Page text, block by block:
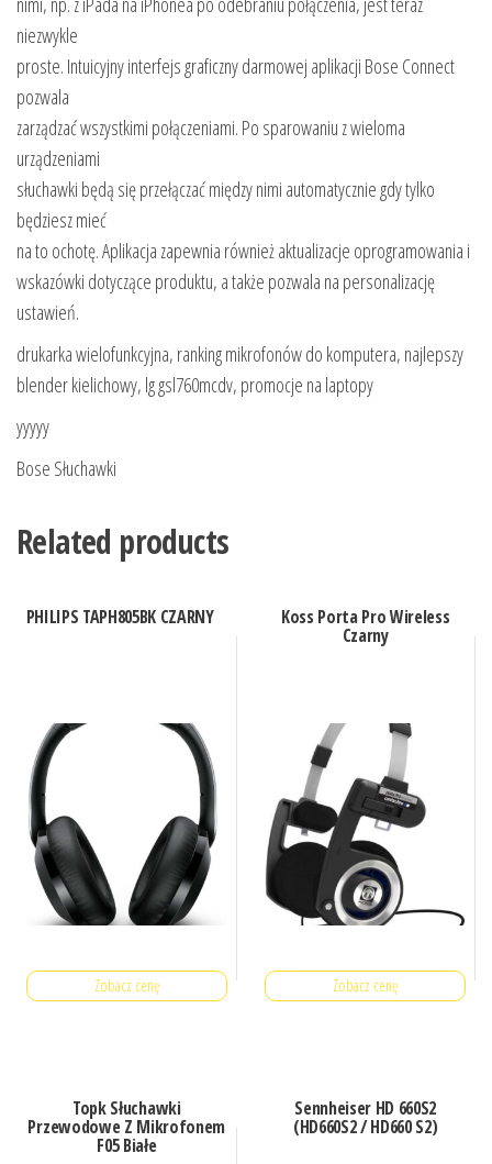
niezwykle
proste. Intuicyjny interfejs graficzny darmowej aplikacji Bose Connect
pozwala
zarządzać wszystkimi połączeniami. Po sparowaniu z wieloma
urządzeniami
słuchawki będą się przełączać między nimi automatycznie gdy tylko
będziesz mieć
na to ochotę. Aplikacja zapewnia również aktualizacje oprogramowania i
wskazówki dotyczące produktu, a także pozwala na personalizację
ustawień.
drukarka wielofunkcyjna, ranking mikrofonów do komputera, najlepszy
blender kielichowy, lg gsl760mcdv, promocje na laptopy
yyyyy
Bose Słuchawki
Related products
PHILIPS TAPH805BK CZARNY
Zobacz cenę
Koss Porta Pro Wireless
Czarny
Zobacz cenę
Topk Słuchawki
Przewodowe Z Mikrofonem
F05 Białe
Sennheiser HD 660S2
(HD660S2 / HD660 S2)